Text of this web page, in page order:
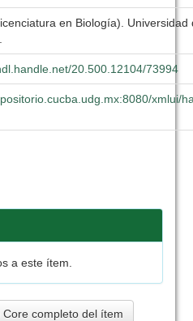
en Biología). Universidad
20.500.12104/73994
xmlui/
a este ítem.
completo del ítem